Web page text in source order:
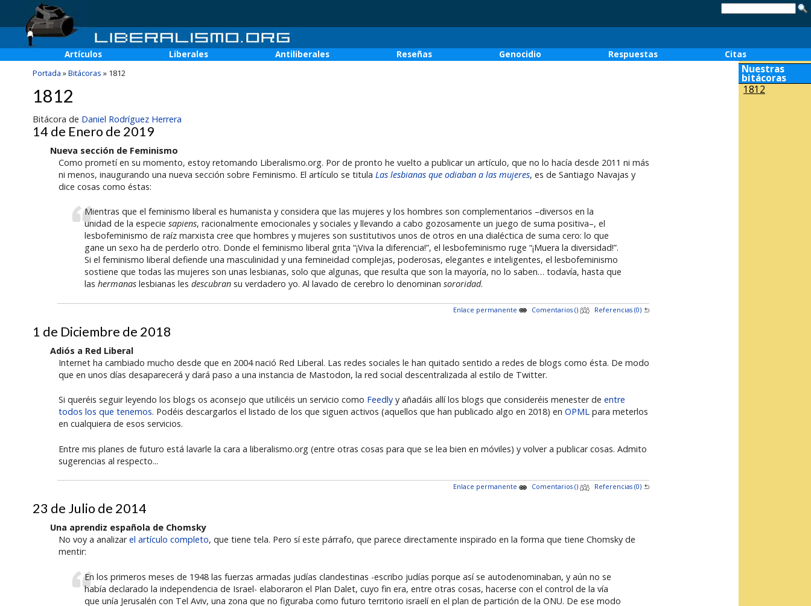
Artículos Liberales Antiliberales Reseñas Genocidio Respuestas
Citas
Portada »Bitácoras » 1812
1812
Bitácora de Daniel Rodríguez Herrera
14 de Enero de 2019
Nueva sección de Feminismo
Como prometí en su momento, estoy retomando Liberalismo.org. Por de pronto he vuelto a publicar un artículo, que no lo hacía desde 2011 ni más
ni menos, inaugurando una nueva sección sobre Feminismo. El artículo se titula Las lesbianas que odiaban a las mujeres, es de Santiago Navajas y
dice cosas como éstas:
Mientras que el feminismo liberal es humanista y considera que las mujeres y los hombres son complementarios –diversos en la
unidad de la especiesapiens, racionalmente emocionales y sociales y llevando a cabo gozosamente un juego de suma positiva–, el
lesbofeminismo de raíz marxista cree que hombres y mujeres son sustitutivos unos de otros en una dialéctica de suma cero: lo que
gane un sexo ha de perderlo otro. Donde el feminismo liberal grita “¡Viva la diferencia!”, el lesbofeminismo ruge “¡Muera la diversidad!”.
Si el feminismo liberal defiende una masculinidad y una femineidad complejas, poderosas, elegantes e inteligentes, el lesbofeminismo
sostiene que todas las mujeres son unas lesbianas, solo que algunas, que resulta que son la mayoría, no lo saben… todavía, hasta que
lashermanas lesbianas lesdescubran su verdadero yo. Al lavado de cerebro lo denominansororidad.
Enlace permanente Comentarios () Referencias (0)
1 de Diciembre de 2018
Adiós a Red Liberal
Internet ha cambiado mucho desde que en 2004 nació Red Liberal. Las redes sociales le han quitado sentido a redes de blogs como ésta. De modo
que en unos días desaparecerá y dará paso a una instancia de Mastodon, la red social descentralizada al estilo de Twitter.
Si queréis seguir leyendo los blogs os aconsejo que utilicéis un servicio como Feedlyy añadáis allí los blogs que consideréis menester de entre
todos los que tenemos. Podéis descargarlos el listado de los que siguen activos (aquellos que han publicado algo en 2018) en OPMLpara meterlos
en cualquiera de esos servicios.
Entre mis planes de futuro está lavarle la cara a liberalismo.org (entre otras cosas para que se lea bien en móviles) y volver a publicar cosas. Admito
sugerencias al respecto...
Enlace permanente Comentarios () Referencias (0)
23 de Julio de 2014
Una aprendiz española de Chomsky
No voy a analizarel artículo completo, que tiene tela. Pero sí este párrafo, que parece directamente inspirado en la forma que tiene Chomsky de
mentir:
En los primeros meses de 1948 las fuerzas armadas judías clandestinas -escribo judías porque así se autodenominaban, y aún no se
había declarado la independencia de Israel- elaboraron el Plan Dalet, cuyo fin era, entre otras cosas, hacerse con el control de la vía
que unía Jerusalén con Tel Aviv, una zona que no figuraba como futuro territorio israelí en el plan de partición de la ONU. De ese modo
Nuestras
bitácoras
1812